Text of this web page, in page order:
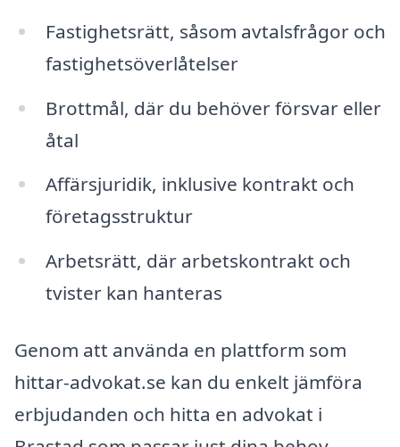
Fastighetsrätt, såsom avtalsfrågor och
fastighetsöverlåtelser
Brottmål, där du behöver försvar eller
åtal
Affärsjuridik, inklusive kontrakt och
företagsstruktur
Arbetsrätt, där arbetskontrakt och
tvister kan hanteras
Genom att använda en plattform som
hittar-advokat.se kan du enkelt jämföra
erbjudanden och hitta en advokat i